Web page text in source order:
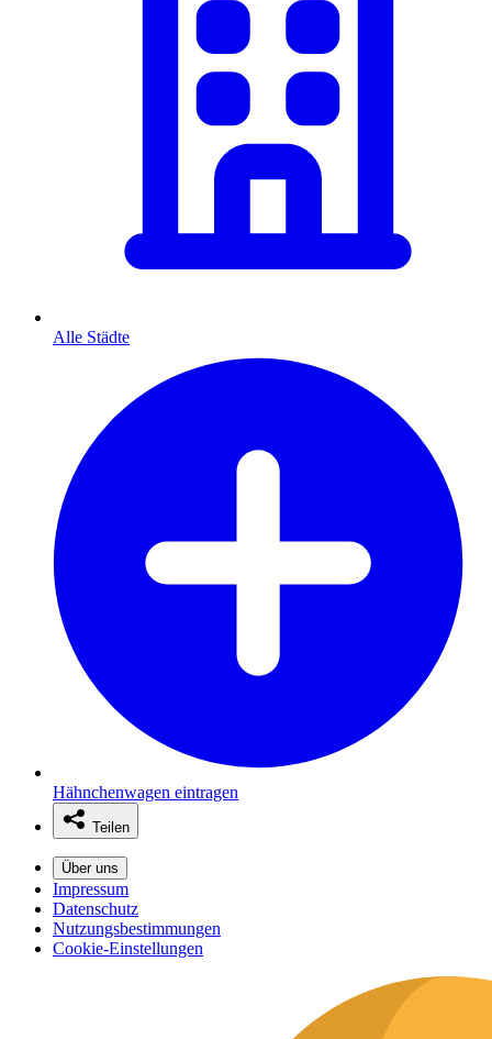
Alle Städte
Hähnchenwagen eintragen
Teilen
Über uns
Impressum
Datenschutz
Nutzungsbestimmungen
Cookie-Einstellungen